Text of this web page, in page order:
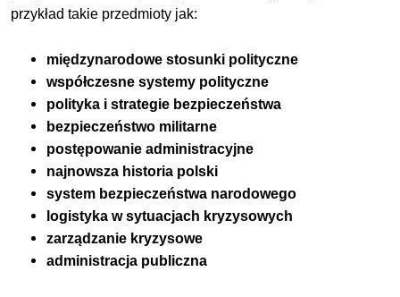
przykład takie przedmioty jak:
międzynarodowe stosunki polityczne
współczesne systemy polityczne
polityka i strategie bezpieczeństwa
bezpieczeństwo militarne
postępowanie administracyjne
najnowsza historia polski
system bezpieczeństwa narodowego
logistyka w sytuacjach kryzysowych
zarządzanie kryzysowe
administracja publiczna